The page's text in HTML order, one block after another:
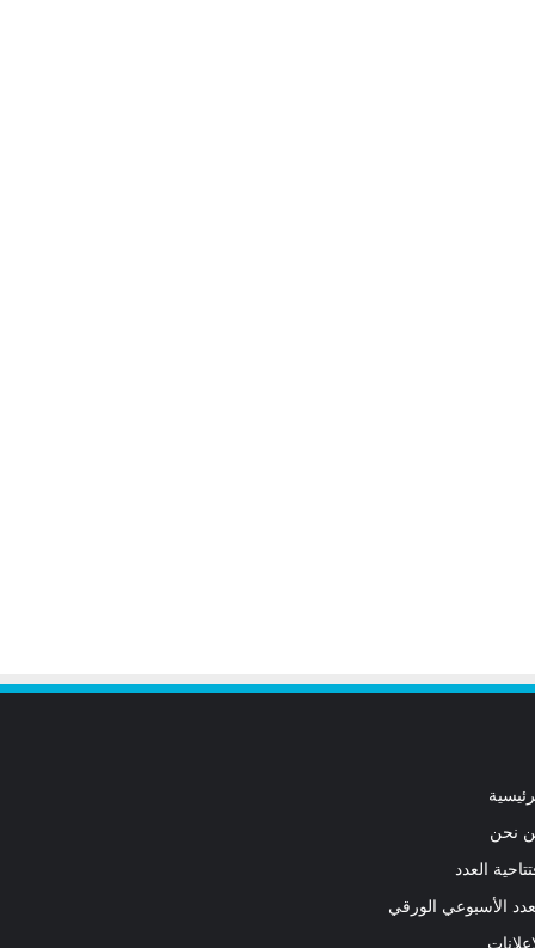
نحن
العدد
الأسبوعي الورقي